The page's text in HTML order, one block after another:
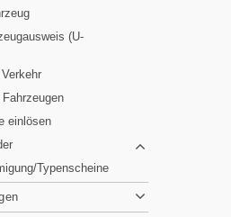
(U-
einlösen
Typenscheine